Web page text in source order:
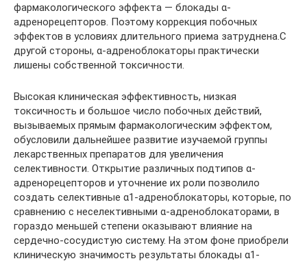
фармакологического эффекта — блокады α-
адренорецепторов. Поэтому коррекция побочных
эффектов в условиях длительного приема затруднена.С
другой стороны, α-адреноблокаторы практически
лишены собственной токсичности.
Высокая клиническая эффективность, низкая
токсичность и большое число побочных действий,
вызываемых прямым фармакологическим эффектом,
обусловили дальнейшее развитие изучаемой группы
лекарственных препаратов для увеличения
селективности. Открытие различных подтипов α-
адренорецепторов и уточнение их роли позволило
создать селективные α1-адреноблокаторы, которые, по
сравнению с неселективными α-адреноблокаторами, в
гораздо меньшей степени оказывают влияние на
сердечно-сосудистую систему. На этом фоне приобрели
клиническую значимость результаты блокады α1-